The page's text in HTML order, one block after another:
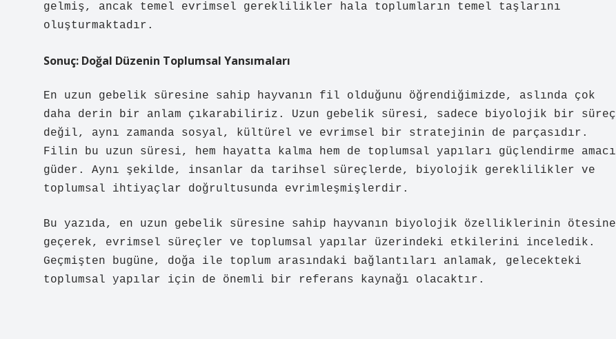
gelmiş, ancak temel evrimsel gereklilikler hala toplumların temel taşlarını
oluşturmaktadır.
Sonuç: Doğal Düzenin Toplumsal Yansımaları
En uzun gebelik süresine sahip hayvanın fil olduğunu öğrendiğimizde, aslında çok
daha derin bir anlam çıkarabiliriz. Uzun gebelik süresi, sadece biyolojik bir süreç
değil, aynı zamanda sosyal, kültürel ve evrimsel bir stratejinin de parçasıdır.
Filin bu uzun süresi, hem hayatta kalma hem de toplumsal yapıları güçlendirme amacı
güder. Aynı şekilde, insanlar da tarihsel süreçlerde, biyolojik gereklilikler ve
toplumsal ihtiyaçlar doğrultusunda evrimleşmişlerdir.
Bu yazıda, en uzun gebelik süresine sahip hayvanın biyolojik özelliklerinin ötesine
geçerek, evrimsel süreçler ve toplumsal yapılar üzerindeki etkilerini inceledik.
Geçmişten bugüne, doğa ile toplum arasındaki bağlantıları anlamak, gelecekteki
toplumsal yapılar için de önemli bir referans kaynağı olacaktır.